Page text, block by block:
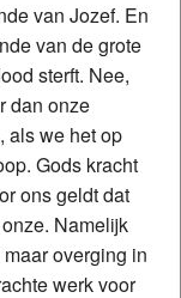
van Jozef. En
van de grote
sterft. Nee,
dan onze
als we het op
Gods kracht
ons geldt dat
Namelijk
overging in
werk voor